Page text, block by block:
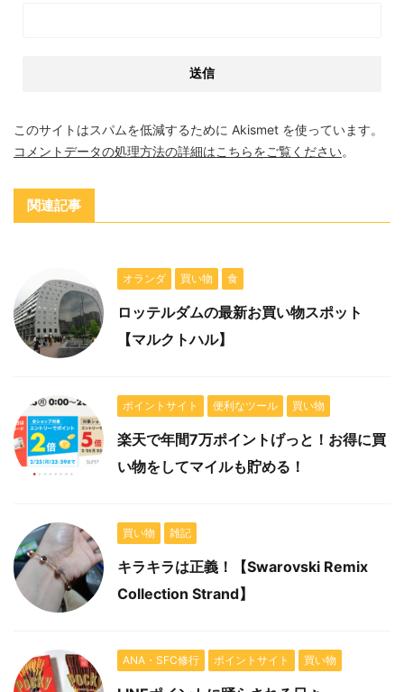
このサイトはスパムを低減するために Akismet を使っています。
コメントデータの処理方法の詳細はこちらをご覧ください。
関連記事
オランダ 買い物 食
ロッテルダムの最新お買い物スポット
【マルクトハル】
ポイントサイト 便利なツール 買い物
楽天で年間7万ポイントげっと！お得に買
い物をしてマイルも貯める！
買い物 雑記
キラキラは正義！【Swarovski Remix
Collection Strand】
ANA・SFC修行 ポイントサイト 買い物